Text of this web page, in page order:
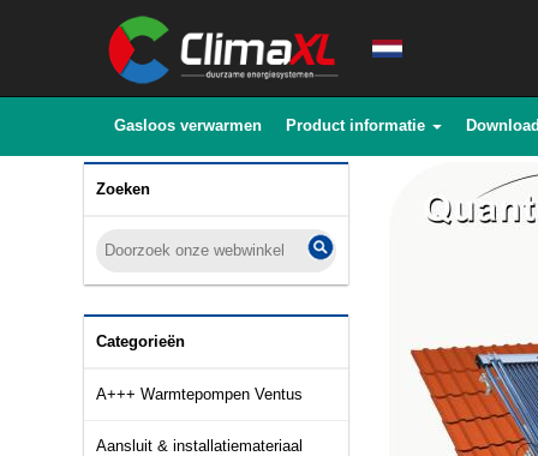
Gasloos verwarmen Product informatie
Zoeken
Categorieën
A+++ Warmtepompen Ventus
Aansluit & installatiemateriaal